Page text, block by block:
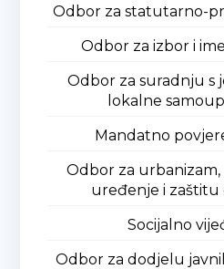
Odbor za statutarno-
Odbor za izbor i
Odbor za suradnju s
lokalne
Mandatno
Odbor za
uređenje i zaštitu
Socijalno
Odbor za dodjelu